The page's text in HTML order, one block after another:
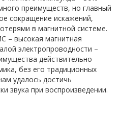
преимуществ, но главный
сокращение искажений,
в магнитной системе.
– высокая магнитная
электропроводности –
действительно
без его традиционных
удалось достичь
звука при воспроизведении.